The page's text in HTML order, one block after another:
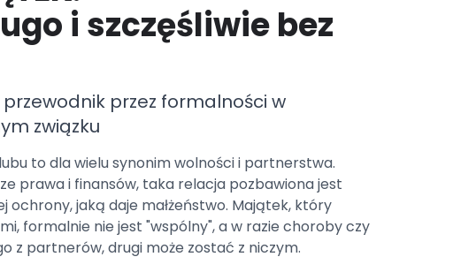
i szczęśliwie bez
przez formalności w
związku
to dla wielu synonim wolności i partnerstwa.
prawa i finansów, taka relacja pozbawiona jest
ochrony, jaką daje małżeństwo. Majątek, który
formalnie nie jest "wspólny", a w razie choroby czy
z partnerów, drugi może zostać z niczym.